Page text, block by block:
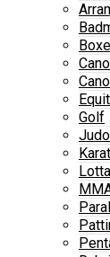
Boxe
Golf
Judo
Lotta